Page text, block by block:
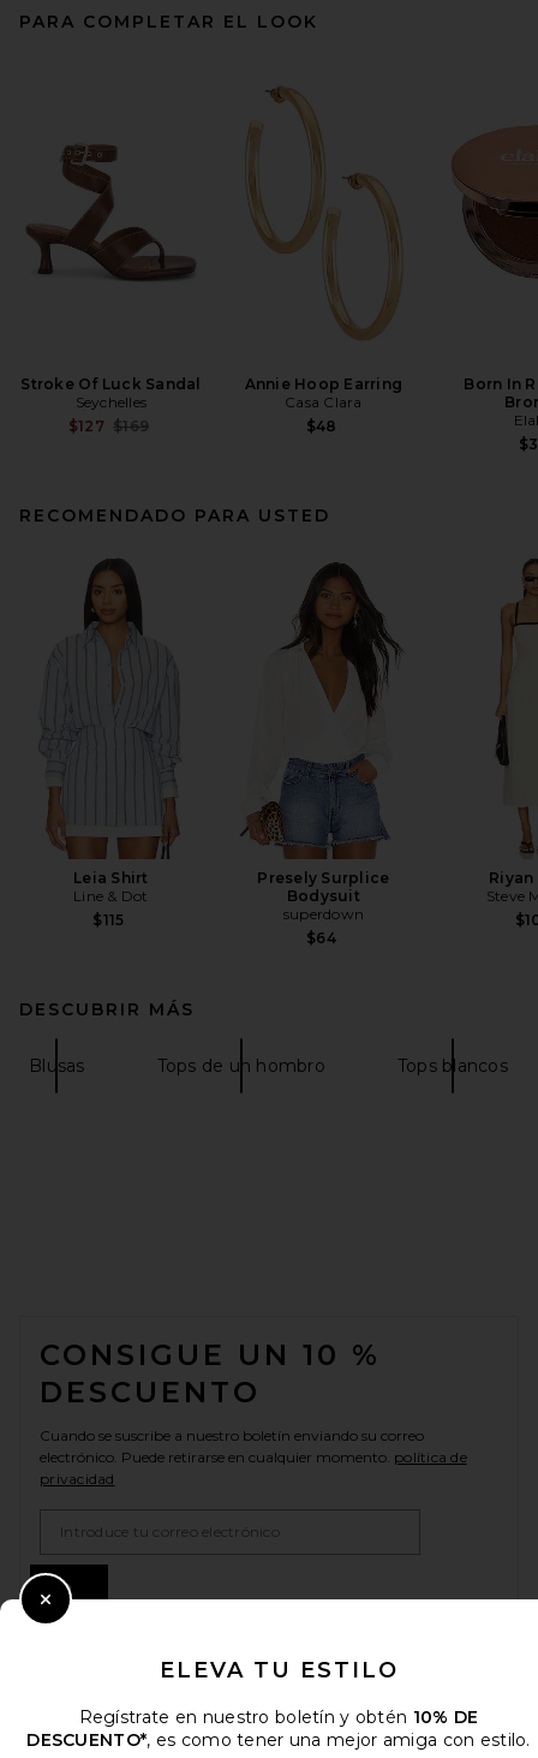
PARA COMPLETAR EL LOOK
Stroke Of Luck Sandal
Seychelles
$127 Previous price:
$169
Annie Hoop Earring
Casa Clara
$48
Born In
RECOMENDADO PARA USTED
Leia Shirt
Line & Dot
$115
Presely Surplice
Bodysuit
superdown
$64
Riyan
Steve
DESCUBRIR MÁS
Blusas Tops de un hombro Tops blancos
CONSIGUE UN 10 %
DESCUENTO
Cuando se suscribe a nuestro boletín enviando su correo
electrónico. Puede retirarse en cualquier momento. política de
privacidad
ELEVA TU ESTILO
Regístrate en nuestro boletín y obtén 10% DE
DESCUENTO*, es como tener una mejor amiga con estilo.
Close Modal